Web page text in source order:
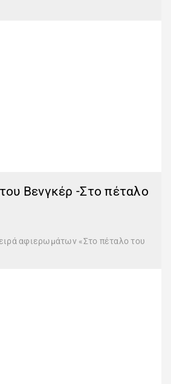
Βενγκέρ -Στο πέταλο
αφιερωμάτων «Στο πέταλο του